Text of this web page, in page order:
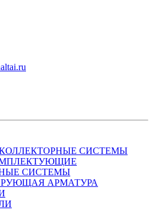
СИСТЕМЫ
СИСТЕМЫ
АРМАТУРА